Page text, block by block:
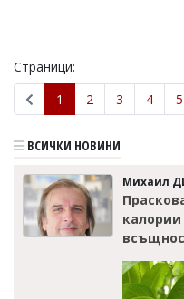
Страници:
1
2 3 4 5
ВСИЧКИ НОВИНИ
Михаил
калории